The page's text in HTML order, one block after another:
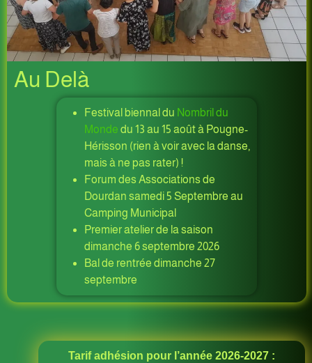
Au Delà
Festival biennal du Nombril du
Monde du 13 au 15 août à Pougne-
Hérisson (rien à voir avec la danse,
mais à ne pas rater) !
Forum des Associations de
Dourdan samedi 5 Septembre au
Camping Municipal
Premier atelier de la saison
dimanche 6 septembre 2026
Bal de rentrée dimanche 27
septembre
Tarif adhésion pour l’année 2026-2027 :